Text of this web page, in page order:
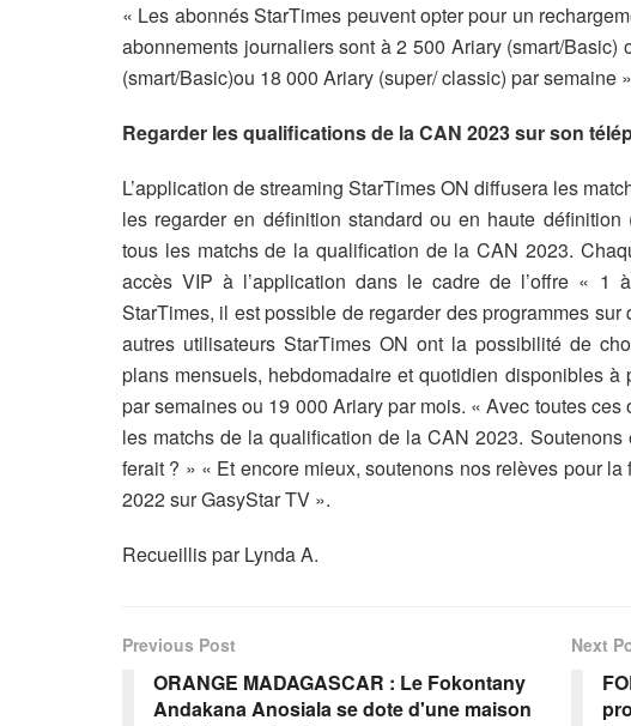
« Les abonnés StarTimes peuvent opter pour un
abonnements journaliers sont à 2 500 Ariary (smart/
(smart/Basic)ou 18 000 Ariary (super/ classic) par semaine
Regarder les qualifications de la CAN 2023 sur son
L’application de streaming StarTimes ON diffusera les
les regarder en définition standard ou en haute
tous les matchs de la qualification de la CAN 2023.
accès VIP à l’application dans le cadre de l’offre « 1
StarTimes, il est possible de regarder des programmes
autres utilisateurs StarTimes ON ont la possibilité de
plans mensuels, hebdomadaire et quotidien disponibles
par semaines ou 19 000 Ariary par mois. « Avec toutes ces
les matchs de la qualification de la CAN 2023.
ferait ? » « Et encore mieux, soutenons nos relèves pour
2022 sur GasyStar TV ».
Recueillis par Lynda A.
Previous Post
ORANGE MADAGASCAR : Le Fokontany
Andakana Anosiala se dote d'une maison
Next